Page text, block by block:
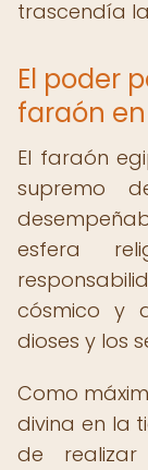
trascendía
El poder
faraón
El faraón
supremo
esfera
cósmico y
dioses y los
Como
divina en la
de realizar